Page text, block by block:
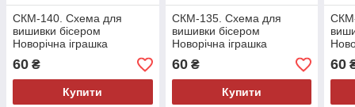
СКМ-140. Схема для
вишивки бісером
Новорічна іграшка
60 ₴
Купити
СКМ-135. Схема для
вишивки бісером
Новорічна іграшка
60₴
Купити
60